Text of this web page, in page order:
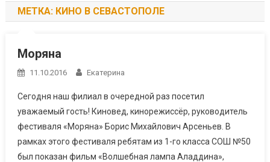
МЕТКА: КИНО В СЕВАСТОПОЛЕ
Моряна
11.10.2016 Екатерина
Сегодня наш филиал в очередной раз посетил
уважаемый гость! Киновед, кинорежиссёр, руководитель
фестиваля «Моряна» Борис Михайлович Арсеньев. В
рамках этого фестиваля ребятам из 1-го класса СОШ №50
был показан фильм «Волшебная лампа Аладдина»,